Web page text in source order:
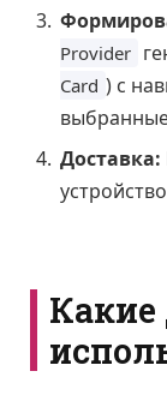
Provider
Card ) с
Доставка: